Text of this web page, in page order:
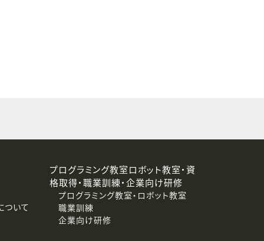
および第三者への提供停止）
ついて
プログラミング教室ロボット教室・資
格取得・職業訓練・企業向け研修
プログラミング教室・ロボット教室
職業訓練
企業向け研修